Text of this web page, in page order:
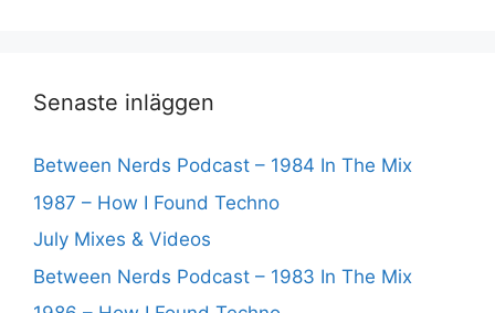
Senaste inläggen
Between Nerds Podcast – 1984 In The Mix
1987 – How I Found Techno
July Mixes & Videos
Between Nerds Podcast – 1983 In The Mix